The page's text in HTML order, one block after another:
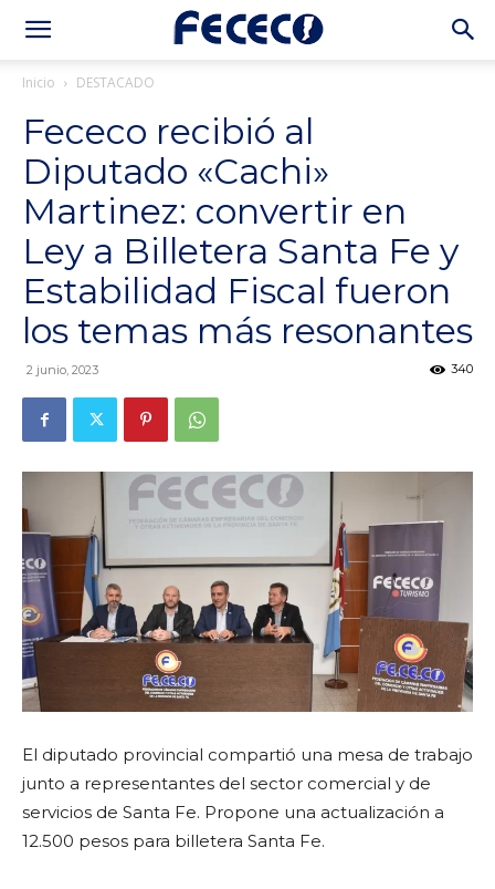
Inicio DESTACADO
Fececo recibió al
Diputado «Cachi»
Martinez: convertir en
Ley a Billetera Santa Fe y
Estabilidad Fiscal fueron
los temas más resonantes
2 junio, 2023 340
El diputado provincial compartió una mesa de trabajo
junto a representantes del sector comercial y de
servicios de Santa Fe. Propone una actualización a
12.500 pesos para billetera Santa Fe.